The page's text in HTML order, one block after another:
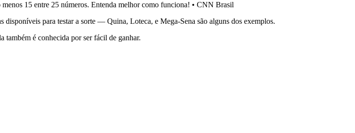
15 entre 25 números. Entenda melhor como funciona! • CNN Brasil
disponíveis para testar a sorte — Quina, Loteca, e Mega-Sena são alguns dos exemplos.
também é conhecida por ser fácil de ganhar.